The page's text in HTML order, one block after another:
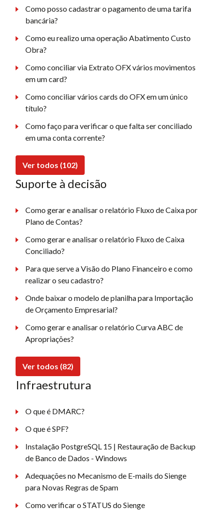
Como posso cadastrar o pagamento de uma tarifa
bancária?
Como eu realizo uma operação Abatimento Custo
Obra?
Como conciliar via Extrato OFX vários movimentos
em um card?
Como conciliar vários cards do OFX em um único
título?
Como faço para verificar o que falta ser conciliado
em uma conta corrente?
Ver todos (102)
Suporte à decisão
Como gerar e analisar o relatório Fluxo de Caixa por
Plano de Contas?
Como gerar e analisar o relatório Fluxo de Caixa
Conciliado?
Para que serve a Visão do Plano Financeiro e como
realizar o seu cadastro?
Onde baixar o modelo de planilha para Importação
de Orçamento Empresarial?
Como gerar e analisar o relatório Curva ABC de
Apropriações?
Ver todos (82)
Infraestrutura
O que é DMARC?
O que é SPF?
Instalação PostgreSQL 15 | Restauração de Backup
de Banco de Dados - Windows
Adequações no Mecanismo de E-mails do Sienge
para Novas Regras de Spam
Como verificar o STATUS do Sienge